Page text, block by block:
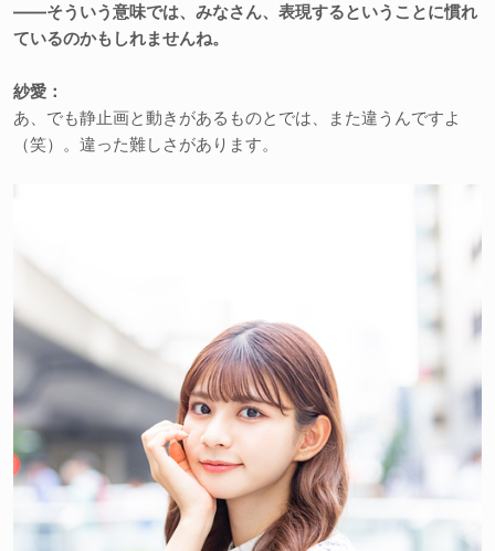
――そういう意味では、みなさん、表現するということに慣れ
ているのかもしれませんね。
紗愛：
あ、でも静止画と動きがあるものとでは、また違うんですよ
（笑）。違った難しさがあります。